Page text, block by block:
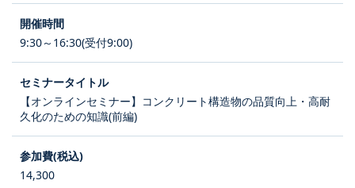
9:30～16:30(受付9:00)
【オンラインセミナー】コンクリート構造物の品質向上・高耐
久化のための知識(前編)
14,300